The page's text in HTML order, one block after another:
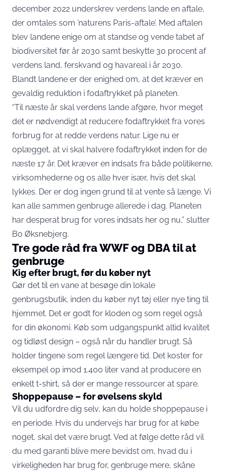
december 2022 underskrev verdens lande en aftale,
der omtales som ’naturens Paris-aftale’. Med aftalen
blev landene enige om at standse og vende tabet af
biodiversitet før år 2030 samt beskytte 30 procent af
verdens land, ferskvand og havareal i år 2030.
Blandt landene er der enighed om, at det kræver en
gevaldig reduktion i fodaftrykket på planeten.
“Til næste år skal verdens lande afgøre, hvor meget
det er nødvendigt at reducere fodaftrykket fra vores
forbrug for at redde verdens natur. Lige nu er
oplægget, at vi skal halvere fodaftrykket inden for de
næste 17 år. Det kræver en indsats fra både politikerne,
virksomhederne og os alle hver især, hvis det skal
lykkes. Der er dog ingen grund til at vente så længe. Vi
kan alle sammen genbruge allerede i dag. Planeten
har desperat brug for vores indsats her og nu,” slutter
Bo Øksnebjerg.
Tre gode råd fra WWF og DBA til at
genbruge
Kig efter brugt, før du køber nyt
Gør det til en vane at besøge din lokale
genbrugsbutik, inden du køber nyt tøj eller nye ting til
hjemmet. Det er godt for kloden og som regel også
for din økonomi. Køb som udgangspunkt altid kvalitet
og tidløst design – også når du handler brugt. Så
holder tingene som regel længere tid. Det koster for
eksempel op imod 1.400 liter vand at producere en
enkelt t-shirt, så der er mange ressourcer at spare.
Shoppepause – for øvelsens skyld
Vil du udfordre dig selv, kan du holde shoppepause i
en periode. Hvis du undervejs har brug for at købe
noget, skal det være brugt. Ved at følge dette råd vil
du med garanti blive mere bevidst om, hvad du i
virkeligheden har brug for, genbruge mere, skåne